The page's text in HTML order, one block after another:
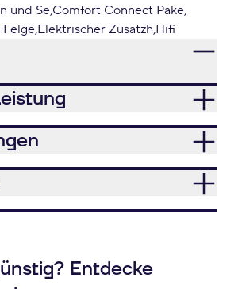
und Se Comfort Connect Pake
Elektrischer Zusatzh Hifi
Entdecke